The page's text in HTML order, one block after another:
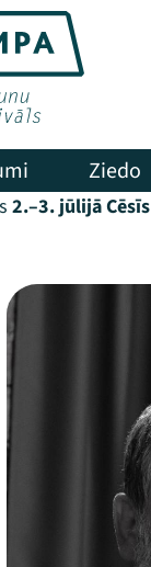
Ziedo
2.–3. jūlijā Cēsīs